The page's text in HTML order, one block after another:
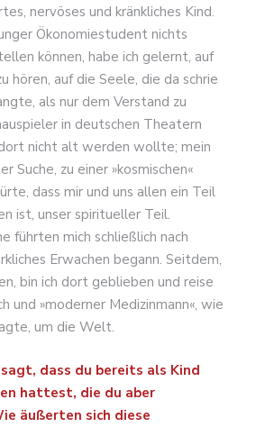
nervöses und kränkliches Kind.
Ökonomiestudent nichts
können, habe ich gelernt, auf
hören, auf die Seele, die da schrie
als nur dem Verstand zu
in deutschen Theatern
nicht alt werden wollte; mein
Suche, zu einer »kosmischen«
dass mir und uns allen ein Teil
ist, unser spiritueller Teil.
führten mich schließlich nach
Erwachen begann. Seitdem,
bin ich dort geblieben und reise
und »moderner Medizinmann«, wie
um die Welt.
dass du bereits als Kind
hattest, die du aber
äußerten sich diese